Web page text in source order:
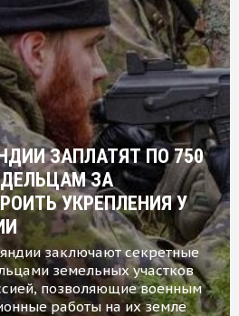
ЗАПЛАТЯТ ПО 750
ЗА
УКРЕПЛЕНИЯ У
заключают секретные
земельных участков
позволяющие военным
работы на их земле